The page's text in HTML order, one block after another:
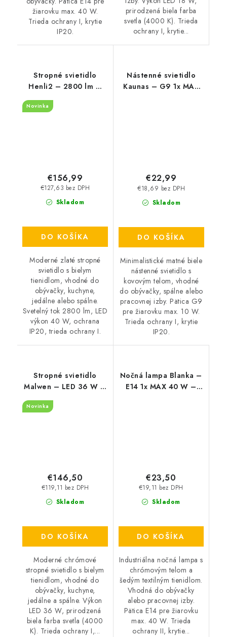
žiarovku max. 40 W.
Trieda ochrany I, krytie
IP20.
prirodzená biela farba
svetla (4000 K). Trieda
ochrany I, krytie...
Stropné svietidlo
Henli2 – 2800 lm –
3000 K – LED 40 W –
Novinka
Skladom
€127,63 bez DPH
€156,99
DO KOŠÍKA
Moderné zlaté stropné
svietidlo s bielym
tienidlom, vhodné do
obývačky, kuchyne,
jedálne alebo spálne.
Svetelný tok 2800 lm, LED
výkon 40 W, ochrana
IP20, trieda ochrany I.
Nástenné svietidlo
Kaunas – G9 1x MAX
Skladom
€18,69 bez DPH
€22,99
DO KOŠÍKA
Minimalistické matné biele
nástenné svietidlo s
kovovým telom, vhodné
do obývačky, spálne alebo
pracovnej izby. Pätica G9
pre žiarovku max. 10 W.
Trieda ochrany I, krytie
IP20.
Stropné svietidlo
Malwen – LED 36 W –
Novinka
Skladom
€119,11 bez DPH
€146,50
DO KOŠÍKA
Moderné chrómové
stropné svietidlo s bielym
tienidlom, vhodné do
obývačky, kuchyne,
jedálne a spálne. Výkon
LED 36 W, prirodzená
biela farba svetla (4000
K). Trieda ochrany I,...
Nočná lampa Blanka –
E14 1x MAX 40 W –
Skladom
€19,11 bez DPH
€23,50
DO KOŠÍKA
Industriálna nočná lampa s
chrómovým telom a
šedým textilným tienidlom.
Vhodná do obývačky
alebo pracovnej izby.
Pätica E14 pre žiarovku
max. 40 W. Trieda
ochrany II, krytie...